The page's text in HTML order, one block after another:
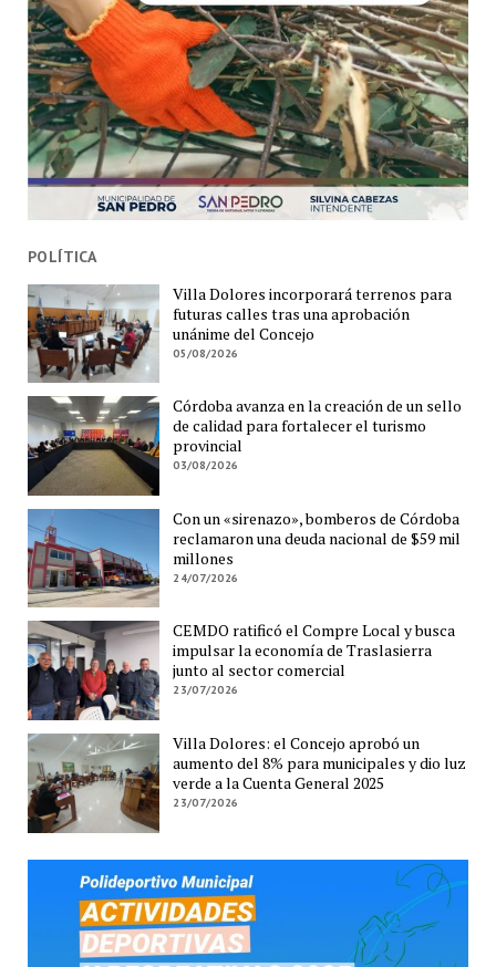
POLÍTICA
Villa Dolores incorporará terrenos para
futuras calles tras una aprobación
unánime del Concejo
05/08/2026
Córdoba avanza en la creación de un sello
de calidad para fortalecer el turismo
provincial
03/08/2026
Con un «sirenazo», bomberos de Córdoba
reclamaron una deuda nacional de $59 mil
millones
24/07/2026
CEMDO ratificó el Compre Local y busca
impulsar la economía de Traslasierra
junto al sector comercial
23/07/2026
Villa Dolores: el Concejo aprobó un
aumento del 8% para municipales y dio luz
verde a la Cuenta General 2025
23/07/2026